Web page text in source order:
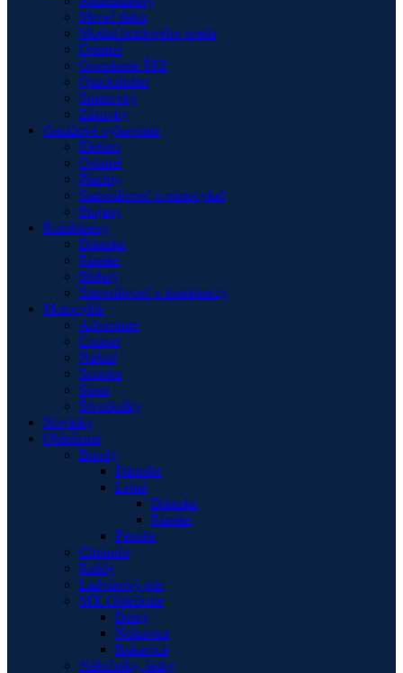
Merač tlaku
Modul brzdového svetla
Ostatné
Osvetlenie ŠPZ
Quickshifter
Smerovky
Zásuvky
Garážové vybavenie
Elektro
Ostatné
Plachty
Starostlivosť o motocykel
Stojany
Kombinézy
Dámske
Pánske
Slidery
Starostlivosť o kombinézy
Motocykle
Adventure
Cruiser
Naked
Scooter
Sport
Štvorkolky
Novinky
Oblečenie
Bundy
Dámske
Letné
Dámske
Pánske
Pánske
Chrániče
Kukly
Ladvinový pás
MX Oblečenie
Dresy
Nohavice
Rukavice
Nákrčníky, šatky